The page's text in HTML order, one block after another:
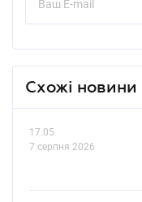
Схожі новини
17.05
7 серпня 2026